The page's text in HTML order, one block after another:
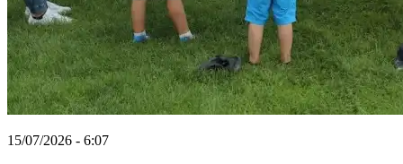
15/07/2026 - 6:07